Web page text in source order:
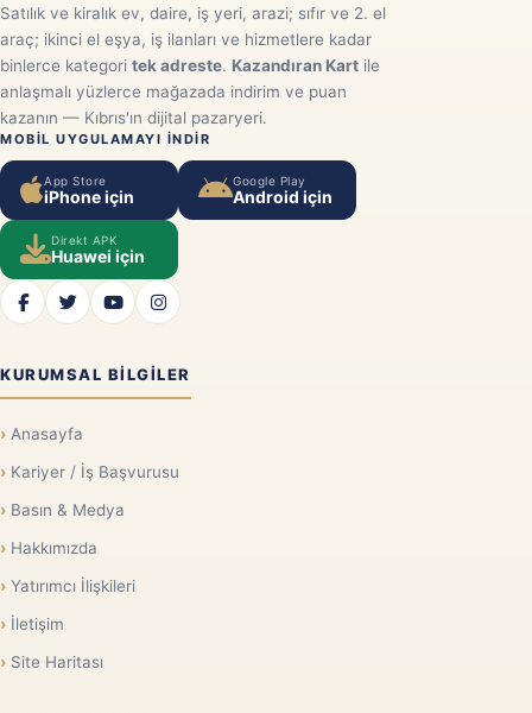
Satılık ve kiralık ev, daire, iş yeri, arazi; sıfır ve 2. el
araç; ikinci el eşya, iş ilanları ve hizmetlere kadar
binlerce kategori tek adreste. Kazandıran Kart ile
anlaşmalı yüzlerce mağazada indirim ve puan
kazanın — Kıbrıs'ın dijital pazaryeri.
MOBIL UYGULAMAYI INDIR
App Store
iPhone için
Google Play
Android için
Direkt APK
Huawei için
KURUMSAL BILGILER
Anasayfa
Kariyer / İş Başvurusu
Basın & Medya
Hakkımızda
Yatırımcı İlişkileri
İletişim
Site Haritası